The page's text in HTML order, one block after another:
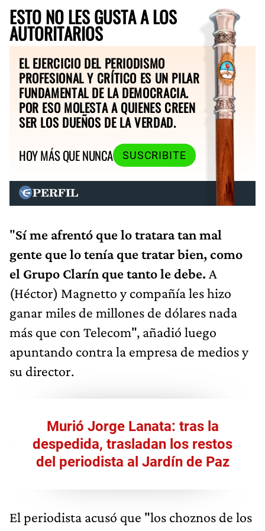
ESTO NO LES GUSTA A LOS
AUTORITARIOS
EL EJERCICIO DEL PERIODISMO
PROFESIONAL Y CRÍTICO ES UN PILAR
FUNDAMENTAL DE LA DEMOCRACIA.
POR ESO MOLESTA A QUIENES CREEN
SER LOS DUEÑOS DE LA VERDAD.
HOY MÁS QUE NUNCA
SUSCRIBITE
"Sí me afrentó que lo tratara tan mal
gente que lo tenía que tratar bien, como
el Grupo Clarín que tanto le debe. A
(Héctor) Magnetto y compañía les hizo
ganar miles de millones de dólares nada
más que con Telecom", añadió luego
apuntando contra la empresa de medios y
su director.
Murió Jorge Lanata: tras la
despedida, trasladan los restos
del periodista al Jardín de Paz
El periodista acusó que "los choznos de los